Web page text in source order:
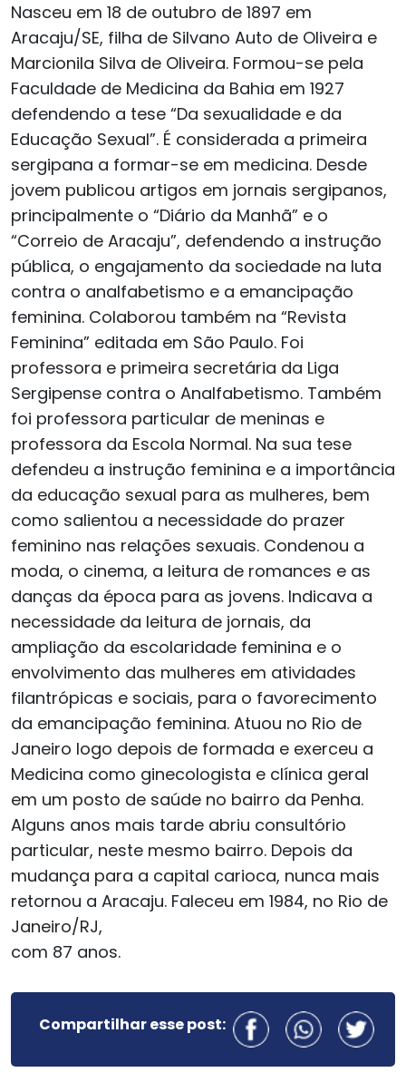
Nasceu em 18 de outubro de 1897 em
Aracaju/SE, filha de Silvano Auto de Oliveira e
Marcionila Silva de Oliveira. Formou-se pela
Faculdade de Medicina da Bahia em 1927
defendendo a tese “Da sexualidade e da
Educação Sexual”. É considerada a primeira
sergipana a formar-se em medicina. Desde
jovem publicou artigos em jornais sergipanos,
principalmente o “Diário da Manhã” e o
“Correio de Aracaju”, defendendo a instrução
pública, o engajamento da sociedade na luta
contra o analfabetismo e a emancipação
feminina. Colaborou também na “Revista
Feminina” editada em São Paulo. Foi
professora e primeira secretária da Liga
Sergipense contra o Analfabetismo. Também
foi professora particular de meninas e
professora da Escola Normal. Na sua tese
defendeu a instrução feminina e a importância
da educação sexual para as mulheres, bem
como salientou a necessidade do prazer
feminino nas relações sexuais. Condenou a
moda, o cinema, a leitura de romances e as
danças da época para as jovens. Indicava a
necessidade da leitura de jornais, da
ampliação da escolaridade feminina e o
envolvimento das mulheres em atividades
filantrópicas e sociais, para o favorecimento
da emancipação feminina. Atuou no Rio de
Janeiro logo depois de formada e exerceu a
Medicina como ginecologista e clínica geral
em um posto de saúde no bairro da Penha.
Alguns anos mais tarde abriu consultório
particular, neste mesmo bairro. Depois da
mudança para a capital carioca, nunca mais
retornou a Aracaju. Faleceu em 1984, no Rio de
Janeiro/RJ,
com 87 anos.
Compartilhar esse post: